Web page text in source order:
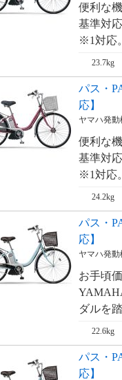
便利な
基準対
※1対応
23.7kg
パス・
応】
ヤマハ発
便利な
基準対
※1対応
24.2kg
パス・
応】
ヤマハ発
お手頃
ダルを
22.6kg
パス・
応】